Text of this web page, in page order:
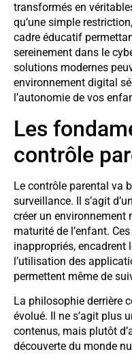
transformés en
qu’une simple
cadre éducatif
sereinement dans le
solutions modernes
environnement digital
l’autonomie de vos
Les
contrôle
Le contrôle parental va
surveillance. Il s’agit d’un
créer un environnement
maturité de l’enfant.
inappropriés, encadrent
l’utilisation des
permettent même de
La philosophie derrière
évolué. Il ne s’agit plus
contenus, mais plutôt
découverte du monde